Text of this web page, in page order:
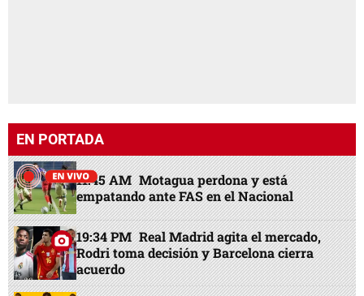
EN PORTADA
11:45 AM Motagua perdona y está
empatando ante FAS en el Nacional
19:34 PM Real Madrid agita el mercado,
Rodri toma decisión y Barcelona cierra
acuerdo